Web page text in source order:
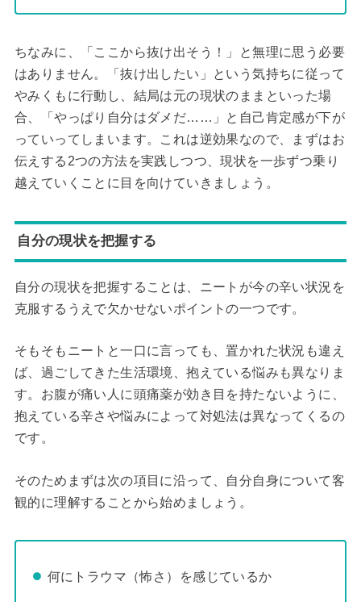
ちなみに、「ここから抜け出そう！」と無理に思う必要
はありません。「抜け出したい」という気持ちに従って
やみくもに行動し、結局は元の現状のままといった場
合、「やっぱり自分はダメだ……」と自己肯定感が下が
っていってしまいます。これは逆効果なので、まずはお
伝えする2つの方法を実践しつつ、現状を一歩ずつ乗り
越えていくことに目を向けていきましょう。
自分の現状を把握する
自分の現状を把握することは、ニートが今の辛い状況を
克服するうえで欠かせないポイントの一つです。
そもそもニートと一口に言っても、置かれた状況も違え
ば、過ごしてきた生活環境、抱えている悩みも異なりま
す。お腹が痛い人に頭痛薬が効き目を持たないように、
抱えている辛さや悩みによって対処法は異なってくるの
です。
そのためまずは次の項目に沿って、自分自身について客
観的に理解することから始めましょう。
何にトラウマ（怖さ）を感じているか